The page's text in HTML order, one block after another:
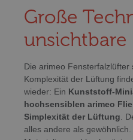
Große
unsichtbare
Die arimeo Fensterfalzlüfter
Komplexität der Lüftung
wieder: Ein Kunststoff-
hochsensiblen arimeo
Simplexität der Lüftung.
alles andere als